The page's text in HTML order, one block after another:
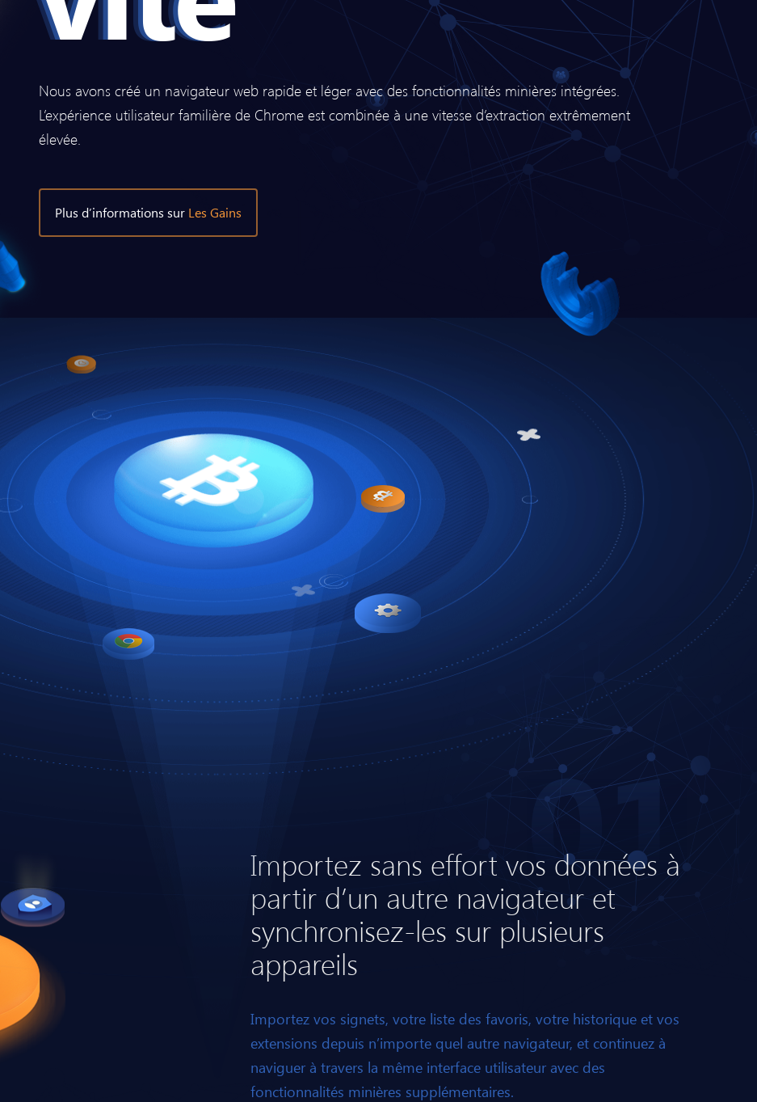
Nous avons créé un navigateur web rapide et léger avec des fonctionnalités minières intégrées.
L’expérience utilisateur familière de Chrome est combinée à une vitesse d’extraction extrêmement
élevée.
Plus d’informations sur Les Gains
Importez sans effort vos données à
partir d’un autre navigateur et
synchronisez-les sur plusieurs
appareils
Importez vos signets, votre liste des favoris, votre historique et vos
extensions depuis n’importe quel autre navigateur, et continuez à
naviguer à travers la même interface utilisateur avec des
fonctionnalités minières supplémentaires.
01